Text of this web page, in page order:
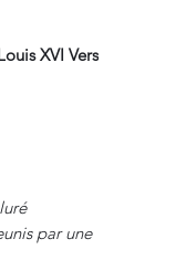
XVI Vers
par une